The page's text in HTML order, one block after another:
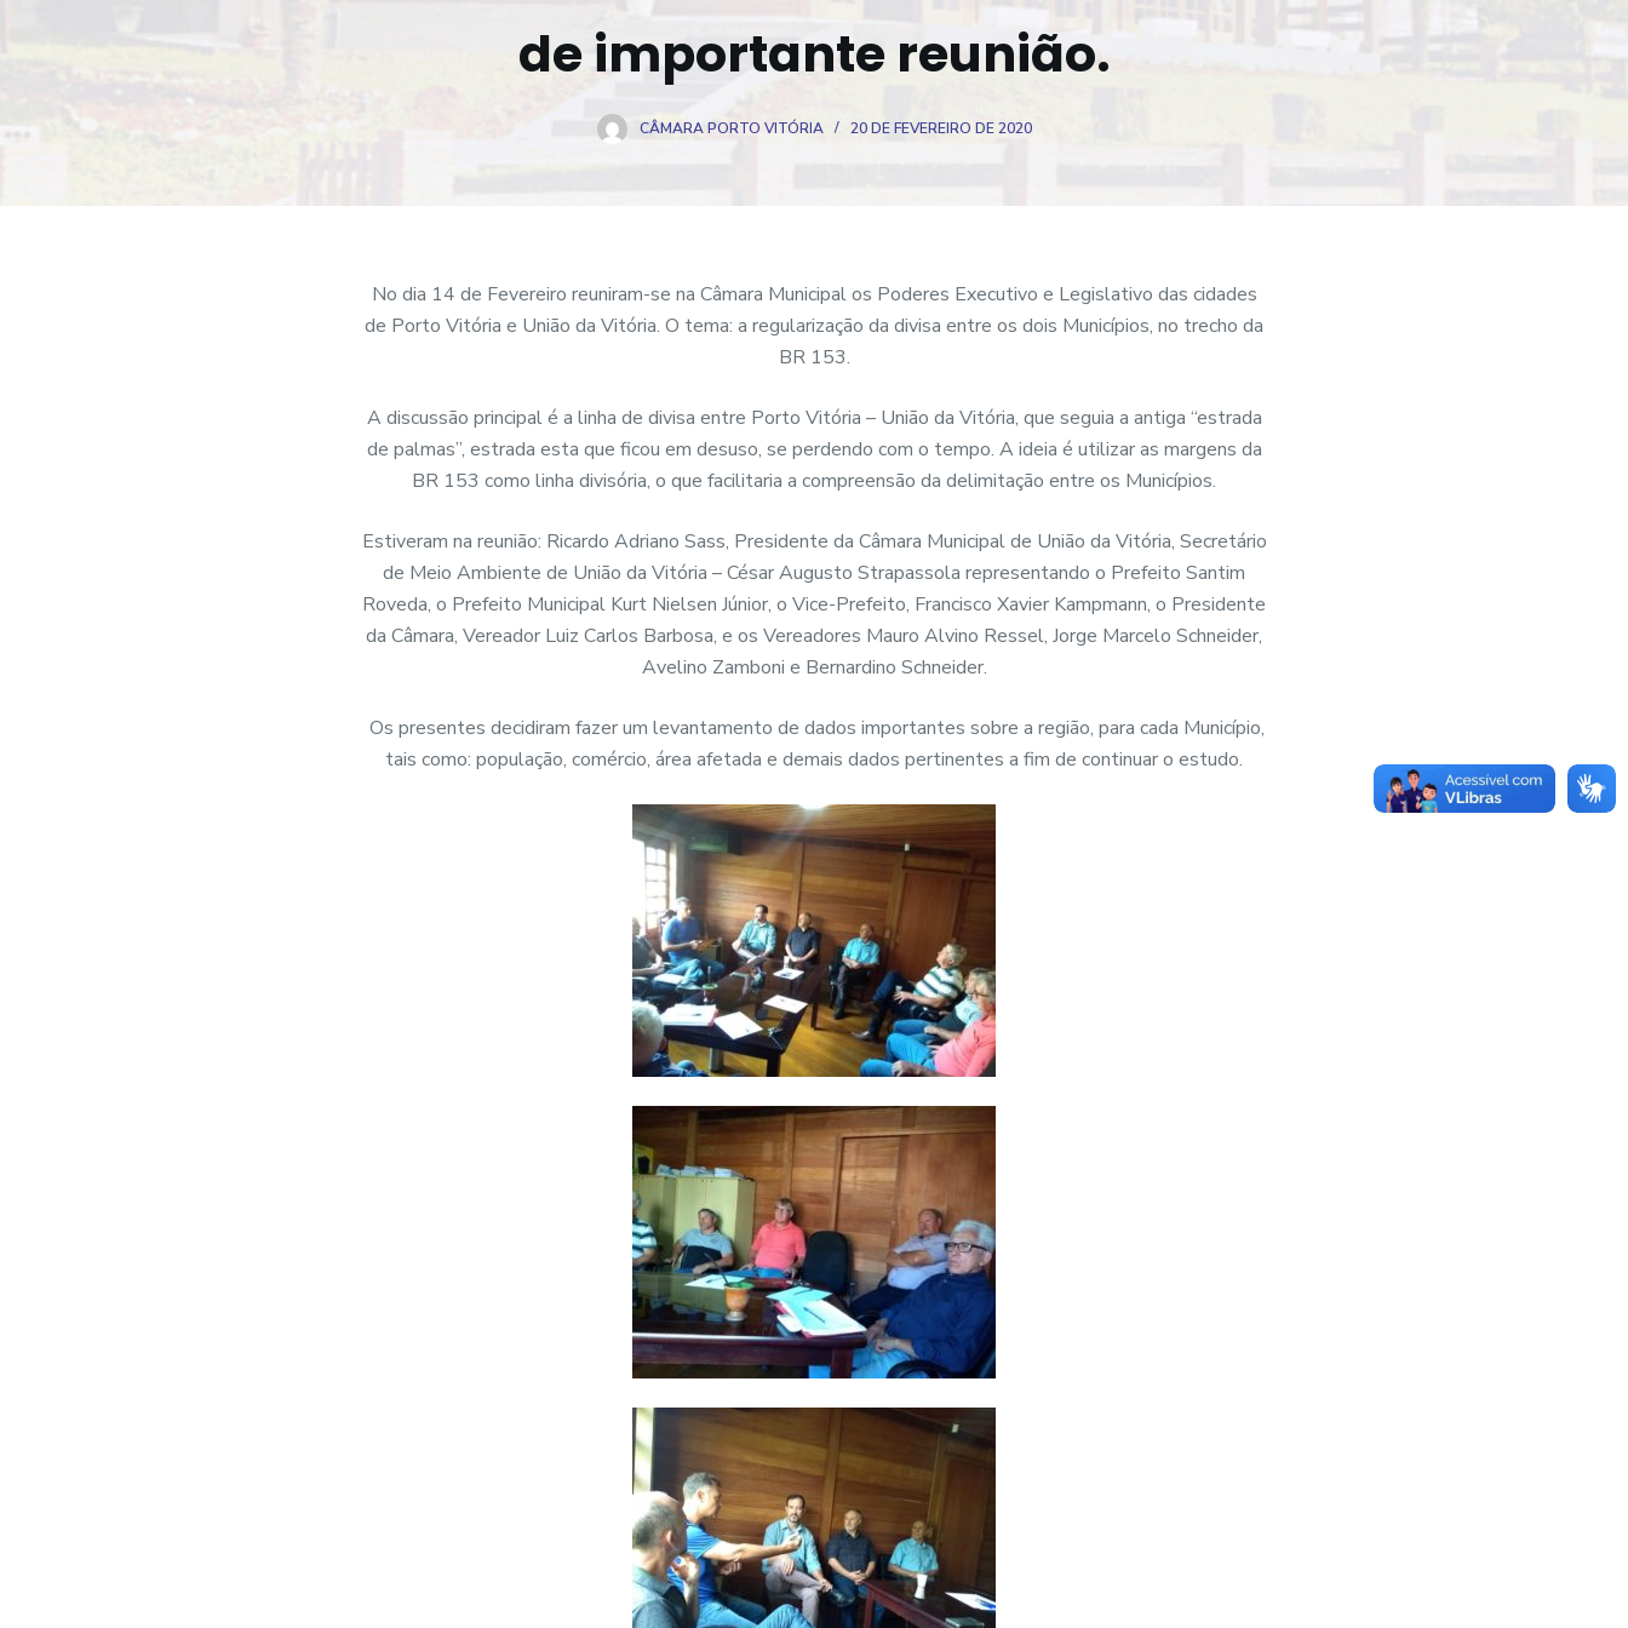
de importante reunião.
CÂMARA PORTO VITÓRIA 20 DE FEVEREIRO DE 2020
No dia 14 de Fevereiro reuniram-se na Câmara Municipal os Poderes Executivo e Legislativo das cidades
de Porto Vitória e União da Vitória. O tema: a regularização da divisa entre os dois Municípios, no trecho da
BR 153.
A discussão principal é a linha de divisa entre Porto Vitória – União da Vitória, que seguia a antiga “estrada
de palmas”, estrada esta que ficou em desuso, se perdendo com o tempo. A ideia é utilizar as margens da
BR 153 como linha divisória, o que facilitaria a compreensão da delimitação entre os Municípios.
Estiveram na reunião: Ricardo Adriano Sass, Presidente da Câmara Municipal de União da Vitória, Secretário
de Meio Ambiente de União da Vitória – César Augusto Strapassola representando o Prefeito Santim
Roveda, o Prefeito Municipal Kurt Nielsen Júnior, o Vice-Prefeito, Francisco Xavier Kampmann, o Presidente
da Câmara, Vereador Luiz Carlos Barbosa, e os Vereadores Mauro Alvino Ressel, Jorge Marcelo Schneider,
Avelino Zamboni e Bernardino Schneider.
Os presentes decidiram fazer um levantamento de dados importantes sobre a região, para cada Município,
tais como: população, comércio, área afetada e demais dados pertinentes a fim de continuar o estudo.